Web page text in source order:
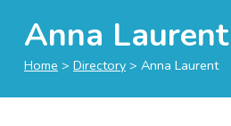
Anna Laurent
Home > Directory > Anna Laurent